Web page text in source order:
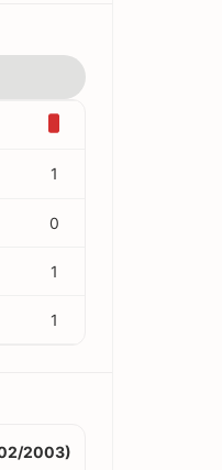
1
0
1
1
2003)